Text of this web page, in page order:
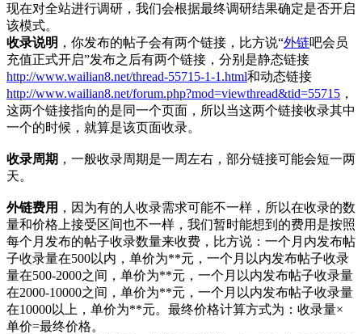
现在对全站进行调研，我们会根据最终调研结果确定是否开启
该模式。
收录说明 ，你发布的帖子会有两个链接，比方说“外链吧会员
充值正式开启”发布之后有两个链接，分别是静态链接
http://www.wailian8.net/thread-55715-1-1.html和动态链接
http://www.wailian8.net/forum.php?mod=viewthread&tid=55715 ，
这两个链接指向的是同一个页面，所以当这两个链接收录其中
一个的时候，就算是该页面收录。
收录周期 ，一般收录周期是一周左右，部分链接可能会短一两
天。
外链费用 ，因为有的人收录需求可能不一样，所以在收录的数
量和价格上接受区间也不一样，我们暂时能想到的费用是按照
每个月发布的帖子收录数量来收费，比方说：一个月内发布帖
子收录量在500以内，单价为**元，一个月以内发布帖子收录
量在500-2000之间，单价为**元，一个月以内发布帖子收录量
在2000-10000之间，单价为**元，一个月以内发布帖子收录量
在10000以上，单价为**元。最终价格计算方式为：收录量×
单价=最终价格。